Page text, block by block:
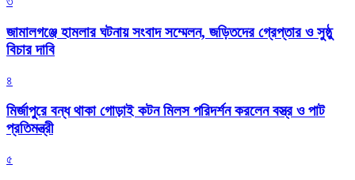
জামালগঞ্জে হামলার ঘটনায় সংবাদ সম্মেলন, জড়িতদের গ্রেপ্তার ও সুষ্ঠু
বিচার দাবি
৪
মির্জাপুরে বন্ধ থাকা গোড়াই কটন মিলস পরিদর্শন করলেন বস্ত্র ও পাট
প্রতিমন্ত্রী
৫